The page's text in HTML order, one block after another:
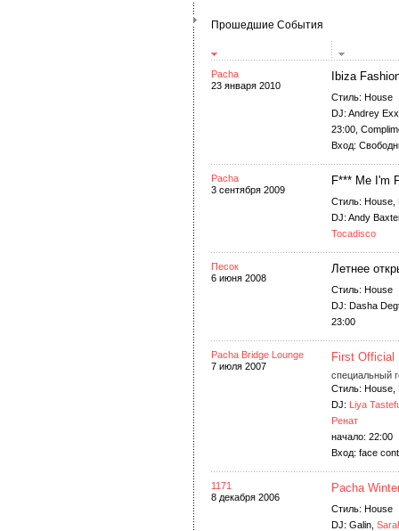
Прошедшие События
Pacha
23 января 2010
Ibiza
Стиль: House
DJ: Andrey
23:00,
Вход:
Pacha
3 сентября 2009
F*** Me I'm
Стиль: House,
DJ: Andy
Tocadisco
Песок
6 июня 2008
Летнее
Стиль: House
DJ: Dasha
23:00
Pacha Bridge Lounge
7 июля 2007
First Official
специальный
Стиль: House,
DJ: Liya
Ренат
начало: 22:00
Вход: face
1171
8 декабря 2006
Pacha
Стиль: House
DJ: Galin,